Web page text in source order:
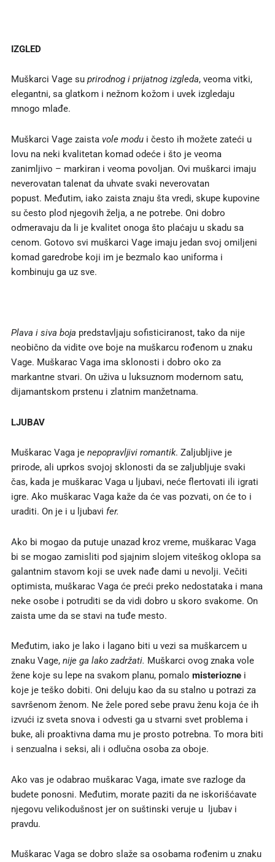
IZGLED
Muškarci Vage su prirodnog i prijatnog izgleda, veoma vitki,
elegantni, sa glatkom i nežnom kožom i uvek izgledaju
mnogo mlađe.
Muškarci Vage zaista vole modui često ih možete zateći u
lovu na neki kvalitetan komad odeće i što je veoma
zanimljivo – markiran i veoma povoljan. Ovi muškarci imaju
neverovatan talenat da uhvate svaki neverovatan
popust. Međutim, iako zaista znaju šta vredi, skupe kupovine
su često plod njegovih želja, a ne potrebe. Oni dobro
odmeravaju da li je kvalitet onoga što plaćaju u skadu sa
cenom. Gotovo svi muškarci Vage imaju jedan svoj omiljeni
komad garedrobe koji im je bezmalo kao uniforma i
kombinuju ga uz sve.
Plava i siva boja predstavljaju sofisticiranost, tako da nije
neobično da vidite ove boje na muškarcu rođenom u znaku
Vage. Muškarac Vaga ima sklonosti i dobro oko za
markantne stvari. On uživa u luksuznom modernom satu,
dijamantskom prstenu i zlatnim manžetnama.
LJUBAV
Muškarac Vaga je nepopravljivi romantik. Zaljubljive je
prirode, ali uprkos svojoj sklonosti da se zaljubljuje svaki
čas, kada je muškarac Vaga u ljubavi, neće flertovati ili igrati
igre. Ako muškarac Vaga kaže da će vas pozvati, on će to i
uraditi. On je i u ljubavi fer.
Ako bi mogao da putuje unazad kroz vreme, muškarac Vaga
bi se mogao zamisliti pod sjajnim slojem viteškog oklopa sa
galantnim stavom koji se uvek nađe dami u nevolji. Večiti
optimista, muškarac Vaga će preći preko nedostataka i mana
neke osobe i potruditi se da vidi dobro u skoro svakome. On
zaista ume da se stavi na tuđe mesto.
Međutim, iako je lako i lagano biti u vezi sa muškarcem u
znaku Vage, nije ga lako zadržati. Muškarci ovog znaka vole
žene koje su lepe na svakom planu, pomalo misterioznei
koje je teško dobiti. Oni deluju kao da su stalno u potrazi za
savršenom ženom. Ne žele pored sebe pravu ženu koja će ih
izvući iz sveta snova i odvesti ga u stvarni svet problema i
buke, ali proaktivna dama mu je prosto potrebna. To mora biti
i senzualna i seksi, ali i odlučna osoba za oboje.
Ako vas je odabrao muškarac Vaga, imate sve razloge da
budete ponosni. Međutim, morate paziti da ne iskorišćavate
njegovu velikodušnost jer on suštinski veruje u ljubav i
pravdu.
Muškarac Vaga se dobro slaže sa osobama rođenim u znaku